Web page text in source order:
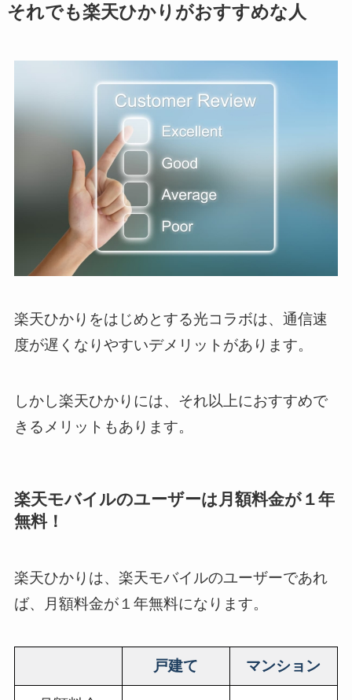
それでも楽天ひかりがおすすめな人
楽天ひかりをはじめとする光コラボは、通信速
度が遅くなりやすいデメリットがあります。
しかし楽天ひかりには、それ以上におすすめで
きるメリットもあります。
楽天モバイルのユーザーは月額料金が１年
無料！
楽天ひかりは、楽天モバイルのユーザーであれ
ば、月額料金が１年無料になります。
戸建て マンション